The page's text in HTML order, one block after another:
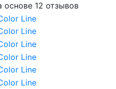
основе 12 отзывов